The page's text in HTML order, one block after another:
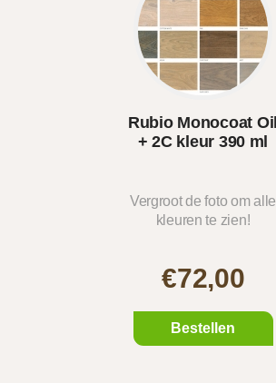
Rubio Monocoat Oil
+ 2C kleur 390 ml
Vergroot de foto om alle
kleuren te zien!
€72,00
Bestellen